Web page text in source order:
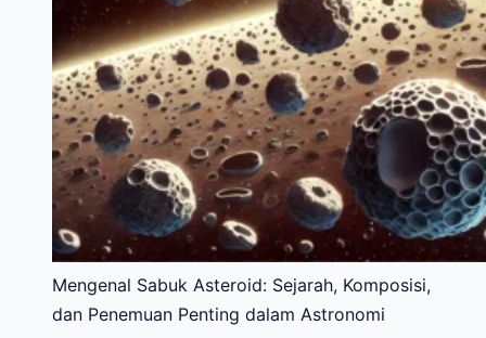
Mengenal Sabuk Asteroid: Sejarah, Komposisi,
dan Penemuan Penting dalam Astronomi